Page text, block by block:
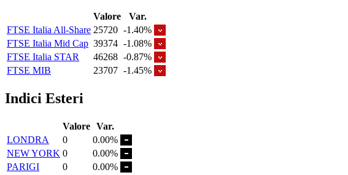
Valore
Var.
FTSE Italia All-Share 25720 -1.40%
FTSE Italia Mid Cap 39374 -1.08%
FTSE Italia STAR
46268 -0.87%
FTSE MIB
23707 -1.45%
Indici Esteri
Valore Var.
LONDRA
0
0.00%
NEW YORK 0
0.00%
PARIGI
0
0.00%